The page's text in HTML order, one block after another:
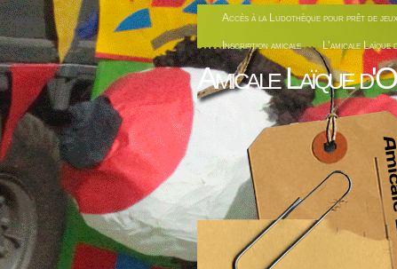
Accès à la Ludothèque pour prêt de jeux
Inscription amicale L’amicale Laïque
Amicale Laïque